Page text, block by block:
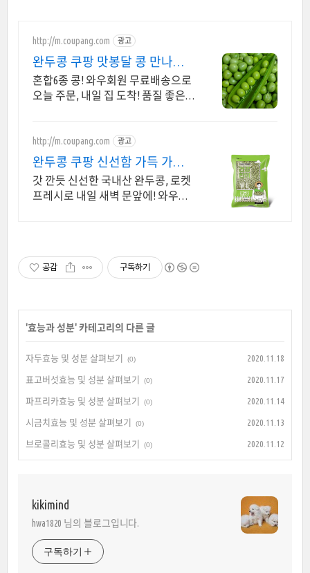
http://m.coupang.com 광고
완두콩 쿠팡 맛봉달 콩 만나봐
요
혼합6종 콩! 와우회원 무료배송으로
오늘 주문, 내일 집 도착! 품질 좋은
http://m.coupang.com 광고
완두콩 쿠팡 신선함 가득 가성
비
갓 깐듯 신선한 국내산 완두콩, 로켓
프레시로 내일 새벽 문앞에! 와우회
공감 구독하기
'효능과 성분' 카테고리의 다른 글
자두효능 및 성분 살펴보기 (0) 2020.11.18
표고버섯효능 및 성분 살펴보기 (0) 2020.11.17
파프리카효능 및 성분 살펴보기 (0) 2020.11.14
시금치효능 및 성분 살펴보기 (0) 2020.11.13
브로콜리효능 및 성분 살펴보기 (0) 2020.11.12
kikimind
hwa1820 님의 블로그입니다.
구독하기